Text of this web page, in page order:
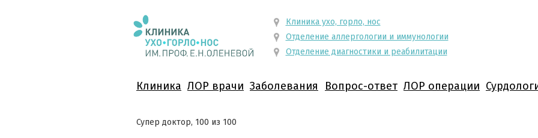
Клиника ухо, горло, нос
Отделение аллергологии и иммунологии
Отделение диагностики и реабилитации
Клиника ЛОР врачи Заболевания Вопрос-ответ ЛОР операции
Супер доктор, 100 из 100